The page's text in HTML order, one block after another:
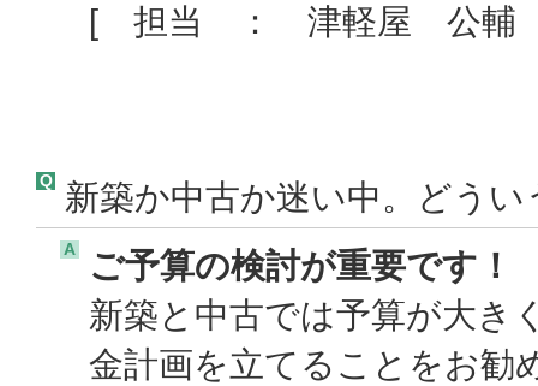
[ 担当 ： 津軽屋 公
Q 新築か中古か迷い中。どう
A
ご予算の検討が重要です！
新築と中古では予算が大き
金計画を立てることをお勧